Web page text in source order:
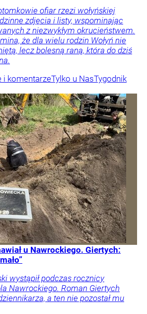
ofiar rzezi wołyńskiej
zdjęcia i listy, wspominając
z niezwykłym okrucieństwem.
że dla wielu rodzin Wołyń nie
lecz bolesną raną, która do dziś
i komentarzeTylko u NasTygodnik
u Nawrockiego. Giertych:
wystąpił podczas rocznicy
Nawrockiego. Roman Giertych
a ten nie pozostał mu